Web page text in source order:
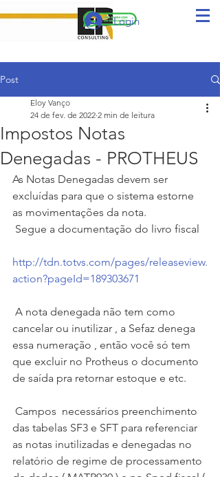
Login
Post
Impostos Notas
Denegadas - PROTHEUS
Eloy Vanço
24 de fev. de 2022 2 min de leitura
As Notas Denegadas devem ser
excluídas para que o sistema estorne
as movimentações da nota.
Segue a documentação do livro fiscal
http://tdn.totvs.com/pages/releaseview.
action?pageId=189303671
cancelar ou inutilizar , a Sefaz denega
essa numeração , então você só tem
que excluir no Protheus o documento
de saída pra retornar estoque e etc.
das tabelas SF3 e SFT para referenciar
as notas inutilizadas e denegadas no
relatório de regime de processamento